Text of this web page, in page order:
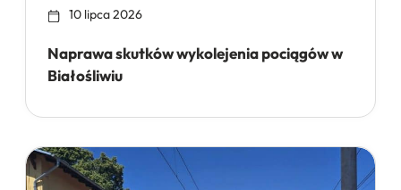
10 lipca 2026
Naprawa skutków wykolejenia pociągów w
Białośliwiu